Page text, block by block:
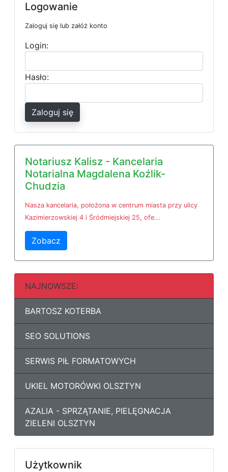
Logowanie
Zaloguj się lub załóż konto
Login:
Hasło:
Zaloguj się
Notariusz Kalisz - Kancelaria
Notarialna Magdalena Koźlik-
Chudzia
Nasza kancelaria, położona w centrum miasta przy ulicy
Kazimierzowskiej 4 i Śródmiejskiej 25, ofe...
Zobacz
NAJNOWSZE:
BARTOSZ KOTERBA
SEO SOLUTIONS
SERWIS PIŁ FORMATOWYCH
UKIEL MOTORÓWKI OLSZTYN
AZALIA - SPRZĄTANIE, PIELĘGNACJA
ZIELENI OLSZTYN
Użytkownik